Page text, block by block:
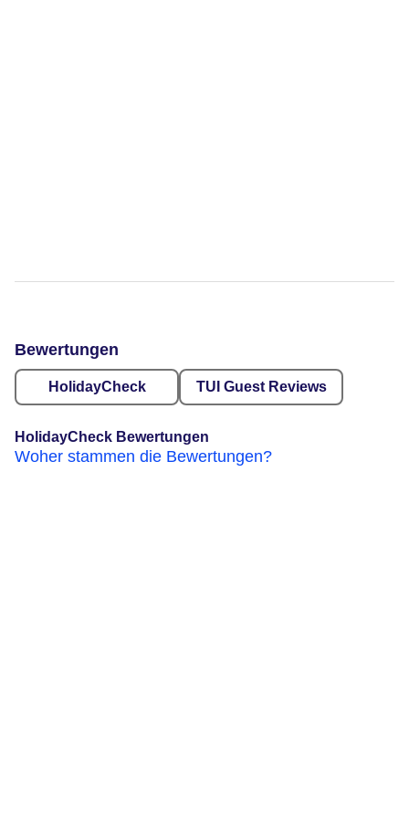
Bewertungen
HolidayCheck TUI Guest Reviews
HolidayCheck Bewertungen
Woher stammen die Bewertungen?